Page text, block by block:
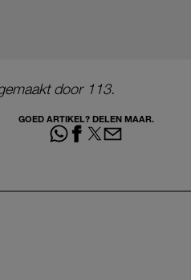
door 113.
GOED ARTIKEL? DELEN MAAR.